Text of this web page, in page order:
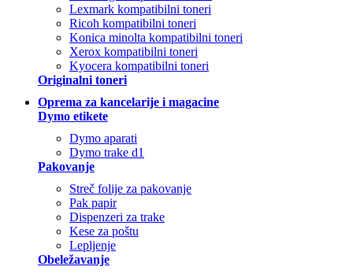
Lexmark kompatibilni toneri
Ricoh kompatibilni toneri
Konica minolta kompatibilni toneri
Xerox kompatibilni toneri
Kyocera kompatibilni toneri
Originalni toneri
Oprema za kancelarije i magacine
Dymo etikete
Dymo aparati
Dymo trake d1
Pakovanje
Streč folije za pakovanje
Pak papir
Dispenzeri za trake
Kese za poštu
Lepljenje
Obeležavanje